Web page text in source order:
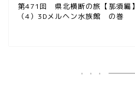
第471回 県北横断の旅【那須編】
（4）3Dメルヘン水族館 の巻